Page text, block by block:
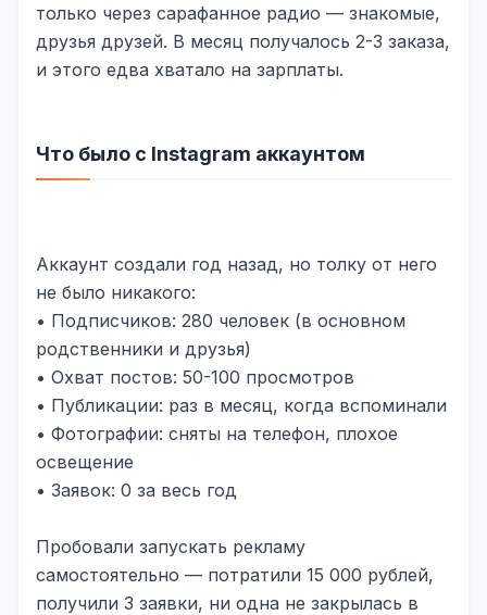
Настройка магазина
Интеграции
1С интеграция
АВТОМАТИЗАЦИЯ БИЗНЕСА
CRM-системы
Интеграции и API
Чат-боты
Автоворонки
Бизнес-процессы
AI Агенты
SEO-ПРОДВИЖЕНИЕ
только через сарафанное радио — знакомые,
друзья друзей. В месяц получалось 2-3 заказа,
и этого едва хватало на зарплаты.
Что было с Instagram аккаунтом
Аккаунт создали год назад, но толку от него
не было никакого:
• Подписчиков: 280 человек (в основном
родственники и друзья)
• Охват постов: 50-100 просмотров
• Публикации: раз в месяц, когда вспоминали
• Фотографии: сняты на телефон, плохое
освещение
• Заявок: 0 за весь год
Пробовали запускать рекламу
самостоятельно — потратили 15 000 рублей,
получили 3 заявки, ни одна не закрылась в